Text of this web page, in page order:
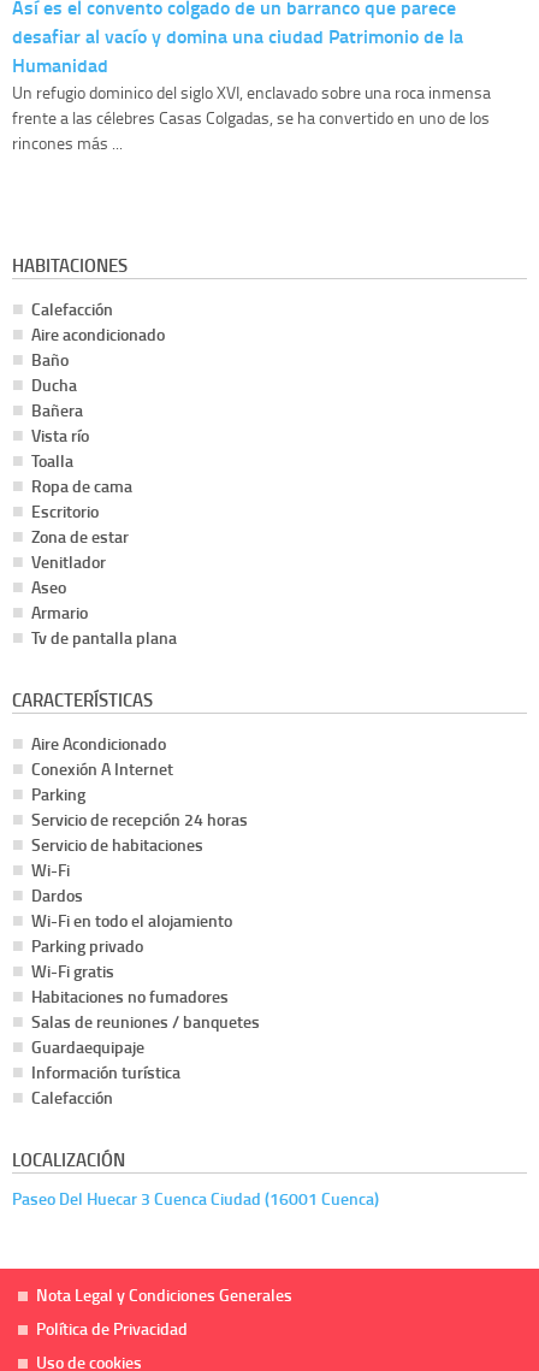
Así es el convento colgado de un barranco que parece
desafiar al vacío y domina una ciudad Patrimonio de la
Humanidad
Un refugio dominico del siglo XVI, enclavado sobre una roca inmensa
frente a las célebres Casas Colgadas, se ha convertido en uno de los
rincones más ...
HABITACIONES
Calefacción
Aire acondicionado
Baño
Ducha
Bañera
Vista río
Toalla
Ropa de cama
Escritorio
Zona de estar
Venitlador
Aseo
Armario
Tv de pantalla plana
CARACTERÍSTICAS
Aire Acondicionado
Conexión A Internet
Parking
Servicio de recepción 24 horas
Servicio de habitaciones
Wi-Fi
Dardos
Wi-Fi en todo el alojamiento
Parking privado
Wi-Fi gratis
Habitaciones no fumadores
Salas de reuniones / banquetes
Guardaequipaje
Información turística
Calefacción
LOCALIZACIÓN
Paseo Del Huecar 3 Cuenca Ciudad (16001 Cuenca)
Nota Legal y Condiciones Generales
Política de Privacidad
Uso de cookies